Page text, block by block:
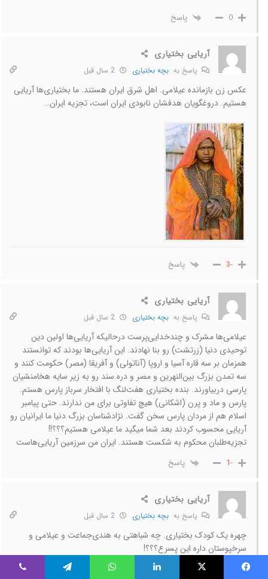
0 پاسخ
آریایی بختیاری
پاسخ به بچه بختیاری
عکس زن بازمانده عیلامی. اهل شرق ایران هستند. ما بختیاری‌ها آریایی
هستیم. دروغگویان هدفشان نابودی ایران است، تجزیه ایران…
-3 پاسخ
آریایی بختیاری
پاسخ به بچه بختیاری
عیلامی‌ها مشرک و چندخدایی‌پرست درحالیکه آریایی‌ها اولین دین
توحیدی دنیا (زرتشت) رو بنا نهادند. این آریایی‌ها بودند که توانستند
همزمان بر سه قاره آسیا و اروپا (آناتولی) و آفریقا (مصر) حکومت کنند و
سه تمدن بزرگ بین‌النهرین و مصر و دره سند رو به زیر سایه هخامنشیان
پارسی دربیاورند. بنده بختیاری هفت‌لنگ با افتخار سرباز پارس هستم.
پارس و ماد و پرن (اشکانی) هیچ تفاوتی برای من ندارند. حتی پیامبر
اسلام هم از مردان پارس سخن گفت. نژادشناسان بزرگ دنیا ما ایرانیان رو
آریایی محسوب کردند بعد شما میگید ما عیلامی هستیم؟؟؟!!
تجزیه‌طلبان محکوم به شکست هستند. ایران من سرزمین آریایی‌هاست
-1 پاسخ
آریایی بختیاری
پاسخ به بچه بختیاری
چهره یک کودک بختیاری. چه شباهتی به هندی‌جماعت و عیلامی و
سرخپوستان داره این پسرع؟؟؟!